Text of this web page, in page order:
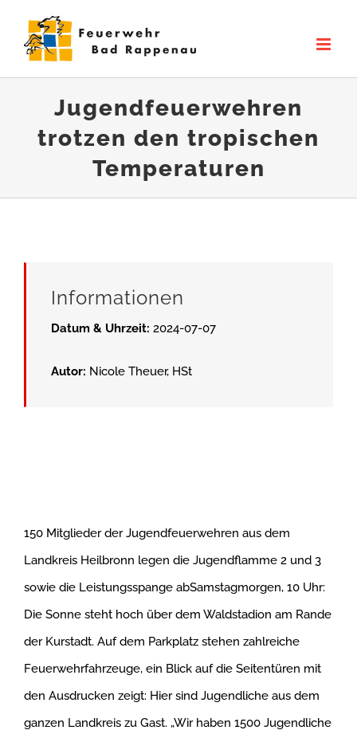
Inhalt
Jugendfeuerwehren
trotzen den tropischen
Temperaturen
Informationen
Datum & Uhrzeit: 2024-07-07
Autor: Nicole Theuer, HSt
150 Mitglieder der Jugendfeuerwehren aus dem
Landkreis Heilbronn legen die Jugendflamme 2 und 3
sowie die Leistungsspange abSamstagmorgen, 10 Uhr:
Die Sonne steht hoch über dem Waldstadion am Rande
der Kurstadt. Auf dem Parkplatz stehen zahlreiche
Feuerwehrfahrzeuge, ein Blick auf die Seitentüren mit
den Ausdrucken zeigt: Hier sind Jugendliche aus dem
ganzen Landkreis zu Gast. „Wir haben 1500 Jugendliche